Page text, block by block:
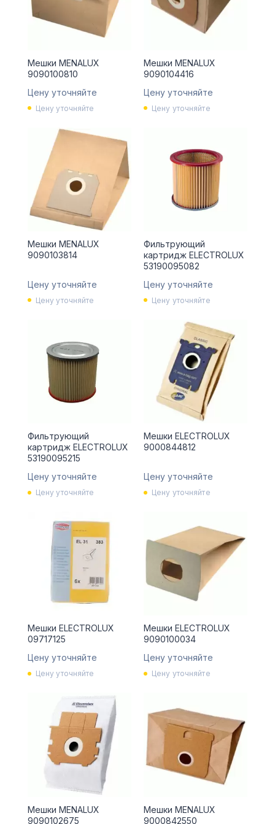
Мешки MENALUX
9090100810
Цену уточняйте
Цену уточняйте
Мешки MENALUX
9090104416
Цену уточняйте
Цену уточняйте
Мешки MENALUX
9090103814
Цену уточняйте
Цену уточняйте
Фильтрующий
картридж ELECTROLUX
53190095082
Цену уточняйте
Цену уточняйте
Фильтрующий
картридж ELECTROLUX
53190095215
Цену уточняйте
Цену уточняйте
Мешки ELECTROLUX
9000844812
Цену уточняйте
Цену уточняйте
Мешки ELECTROLUX
09717125
Цену уточняйте
Цену уточняйте
Мешки ELECTROLUX
9090100034
Цену уточняйте
Цену уточняйте
Мешки MENALUX
9090102675
Мешки MENALUX
9000842550